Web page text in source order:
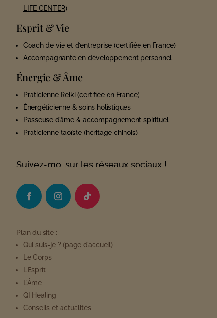
LIFE CENTER)
Esprit & Vie
Coach de vie et d’entreprise (certifiée en France)
Accompagnante en développement personnel
Énergie & Âme
Praticienne Reiki (certifiée en France)
Énergéticienne & soins holistiques
Passeuse d’âme & accompagnement spirituel
Praticienne taoïste (héritage chinois)
Suivez-moi sur les réseaux sociaux !
Plan du site :
Qui suis-je ? (page d’accueil)
Le Corps
L’Esprit
L’Âme
QI Healing
Conseils et actualités